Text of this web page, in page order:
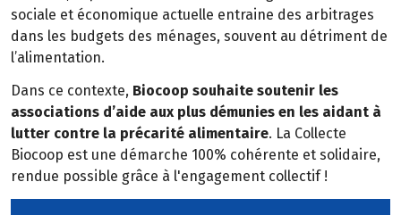
sociale et économique actuelle entraine des arbitrages
dans les budgets des ménages, souvent au détriment de
l’alimentation.
Dans ce contexte, Biocoop souhaite soutenir les
associations d’aide aux plus démunies en les aidant à
lutter contre la précarité alimentaire. La Collecte
Biocoop est une démarche 100% cohérente et solidaire,
rendue possible grâce à l'engagement collectif !